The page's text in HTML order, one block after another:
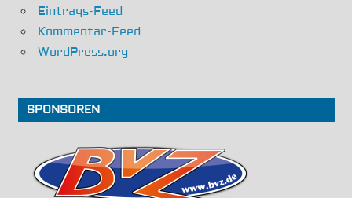
Eintrags-Feed
Kommentar-Feed
WordPress.org
SPONSOREN